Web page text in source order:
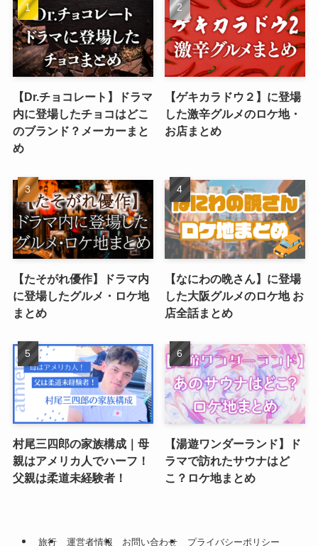
【Dr.チョコレート】ドラマ
内に登場したチョコはどこ
のブランド？メーカーまと
め
【ゲキカラドウ２】に登場
した激辛グルメのロケ地・
お店まとめ
【たそがれ優作】ドラマ内
に登場したグルメ・ロケ地
まとめ
【なにわの晩さん】に登場
した大阪グルメのロケ地 お
店全話まとめ
村尾三四郎の家族構成｜母
親はアメリカ人でハーフ！
父親は柔道未経験者！
【湯遊ワンダーランド】ド
ラマで訪れたサウナはど
こ？ロケ地まとめ
旅行 運営者情報 お問い合わせ プライバシーポリシー